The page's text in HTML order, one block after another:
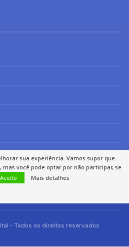
FALE COM O JORNAL DCI
- Todos os direitos reservados
sua experiência. Vamos supor que
você pode optar por não participar, se
Aceito Mais detalhes